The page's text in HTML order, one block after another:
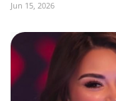
Jun 15, 2026